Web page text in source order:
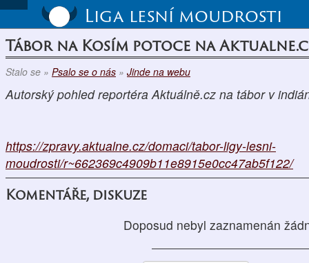
Liga lesní moudrosti
Tábor na Kosím potoce na
Stalo se » Psalo se o nás » Jinde na webu
Autorský pohled reportéra Aktuálně.cz na tábor v
https://zpravy.aktualne.cz/domaci/tabor-ligy-lesni-
moudrosti/r~662369c4909b11e8915e0cc47ab5f122/
Komentáře, diskuze
Doposud nebyl zaznamenán